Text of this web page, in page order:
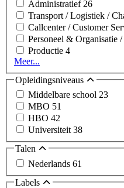
Administratief 26
Transport / Logistiek /
Callcenter / Customer
Personeel & Organisatie
Productie 4
Meer...
Opleidingsniveaus
Middelbare school 23
MBO 51
HBO 42
Universiteit 38
Talen
Nederlands 61
Labels